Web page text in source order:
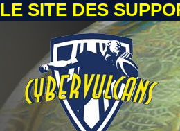
LE SITE DES